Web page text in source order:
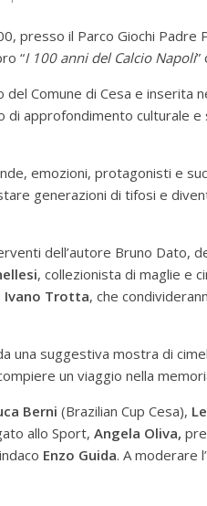
presso il Parco Giochi Padre
“I 100 anni del Calcio Napoli”
del Comune di Cesa e inserita
approfondimento culturale
emozioni, protagonisti e
generazioni di tifosi e
dell’autore Bruno Dato,
, collezionista di maglie e
Ivano Trotta, che
una suggestiva mostra di
un viaggio nella
Berni (Brazilian Cup Cesa),
allo Sport, Angela Oliva,
Enzo Guida. A moderare